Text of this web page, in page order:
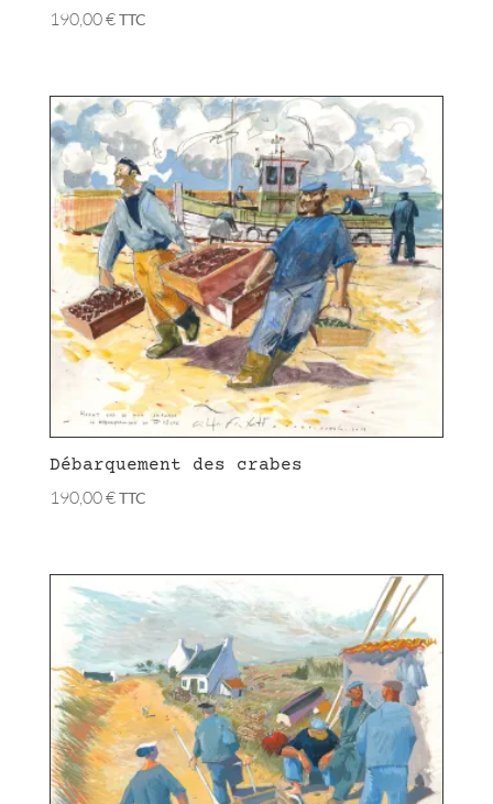
190,00€TTC
Débarquement des crabes
190,00€TTC